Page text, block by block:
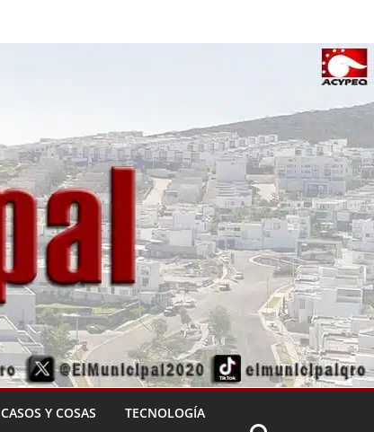
CASOS Y COSAS TECNOLOGÍA